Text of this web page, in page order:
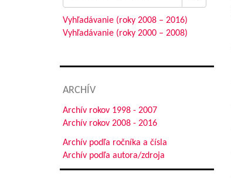
for:
Vyhľadávanie (roky 2008 – 2016)
Vyhľadávanie (roky 2000 – 2008)
ARCHÍV
Archív rokov 1998 - 2007
Archív rokov 2008 - 2016
Archív podľa ročníka a čísla
Archív podľa autora/zdroja